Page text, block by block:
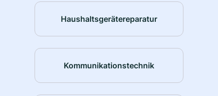
Haushaltsgerätereparatur
Kommunikationstechnik